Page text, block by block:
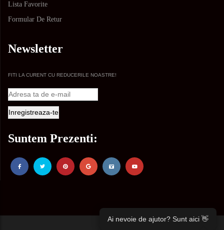
Lista Favorite
Formular De Retur
Newsletter
FITI LA CURENT CU REDUCERILE NOASTRE!
Suntem Prezenti:
Ai nevoie de ajutor? Sunt aici 👋